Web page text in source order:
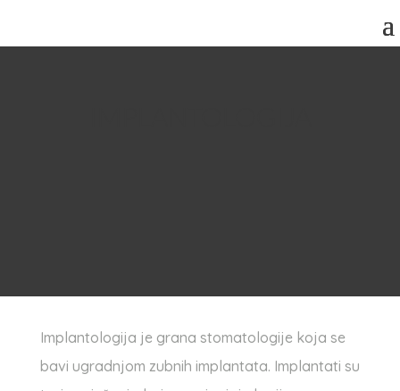
Implantologija je grana stomatologije koja se
bavi ugradnjom zubnih implantata. Implantati su